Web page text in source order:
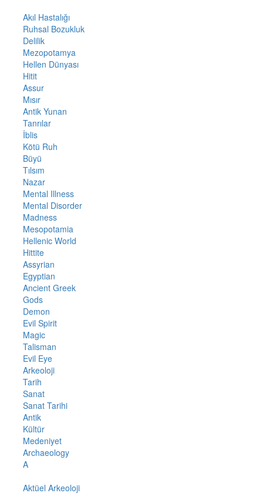
Akıl Hastalığı
Ruhsal Bozukluk
Delilik
Mezopotamya
Hellen Dünyası
Hitit
Assur
Mısır
Antik Yunan
Tanrılar
İblis
Kötü Ruh
Büyü
Tılsım
Nazar
Mental Illness
Mental Disorder
Madness
Mesopotamia
Hellenic World
Hittite
Assyrian
Egyptian
Ancient Greek
Gods
Demon
Evil Spirit
Magic
Talisman
Evil Eye
Arkeoloji
Tarih
Sanat
Sanat Tarihi
Antik
Kültür
Medeniyet
Archaeology
A
Aktüel Arkeoloji